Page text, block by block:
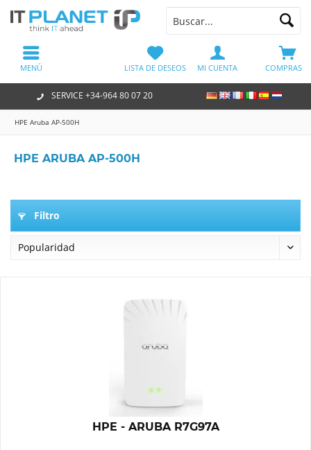
SERVICE +34-964 80 07 20
COMPRAS
LISTA DE DESEOS MI CUENTA
MENÚ
HPE Aruba AP-500H
HPE ARUBA AP-500H
Filtro
HPE - ARUBA R7G97A